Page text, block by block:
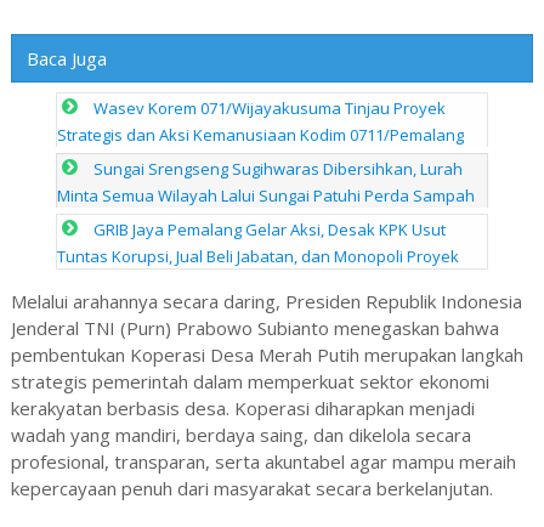
Baca Juga
Wasev Korem 071/Wijayakusuma Tinjau Proyek
Strategis dan Aksi Kemanusiaan Kodim 0711/Pemalang
Sungai Srengseng Sugihwaras Dibersihkan, Lurah
Minta Semua Wilayah Lalui Sungai Patuhi Perda Sampah
GRIB Jaya Pemalang Gelar Aksi, Desak KPK Usut
Tuntas Korupsi, Jual Beli Jabatan, dan Monopoli Proyek
Melalui arahannya secara daring, Presiden Republik Indonesia
Jenderal TNI (Purn) Prabowo Subianto menegaskan bahwa
pembentukan Koperasi Desa Merah Putih merupakan langkah
strategis pemerintah dalam memperkuat sektor ekonomi
kerakyatan berbasis desa. Koperasi diharapkan menjadi
wadah yang mandiri, berdaya saing, dan dikelola secara
profesional, transparan, serta akuntabel agar mampu meraih
kepercayaan penuh dari masyarakat secara berkelanjutan.